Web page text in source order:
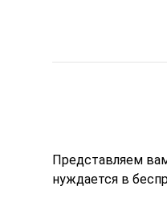
Представляем
нуждается в